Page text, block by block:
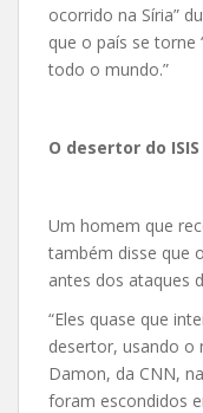
ocorrido na Síria”
que o país se torne
todo o mundo.”
O desertor do
Um homem que
também disse que
antes dos ataques
“Eles quase que
desertor, usando o
Damon, da CNN,
foram escondidos